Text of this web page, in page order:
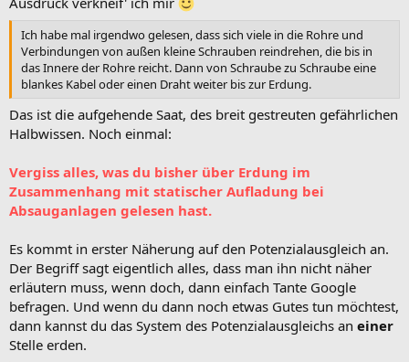
Ich habe mal irgendwo gelesen, dass sich viele in die Rohre und
Verbindungen von außen kleine Schrauben reindrehen, die bis in
das Innere der Rohre reicht. Dann von Schraube zu Schraube eine
blankes Kabel oder einen Draht weiter bis zur Erdung.
Das ist die aufgehende Saat, des breit gestreuten gefährlichen
Halbwissen. Noch einmal:
Vergiss alles, was du bisher über Erdung im
Zusammenhang mit statischer Aufladung bei
Absauganlagen gelesen hast.
Es kommt in erster Näherung auf den Potenzialausgleich an.
Der Begriff sagt eigentlich alles, dass man ihn nicht näher
erläutern muss, wenn doch, dann einfach Tante Google
befragen. Und wenn du dann noch etwas Gutes tun möchtest,
dann kannst du das System des Potenzialausgleichs an einer
Stelle erden.